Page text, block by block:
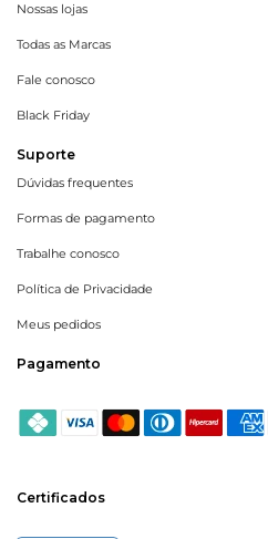
Nossas lojas
Todas as Marcas
Fale conosco
Black Friday
Suporte
Dúvidas frequentes
Formas de pagamento
Trabalhe conosco
Política de Privacidade
Meus pedidos
Pagamento
Certificados